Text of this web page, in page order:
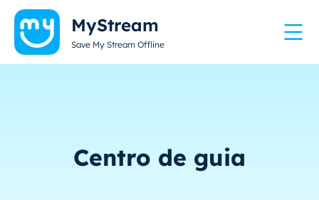
MyStream
Save My Stream Offline
Centro de guia